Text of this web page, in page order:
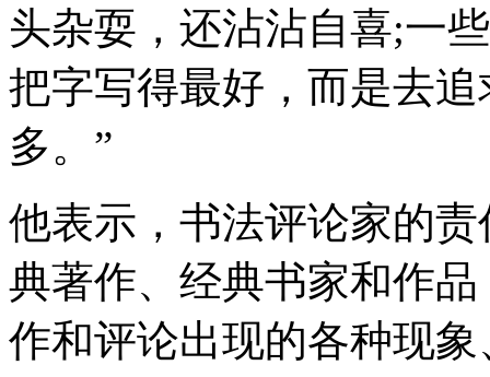
头杂耍，还沾沾自喜;一
把字写得最好，而是去
多。”
他表示，书法评论家的
典著作、经典书家和作
作和评论出现的各种现